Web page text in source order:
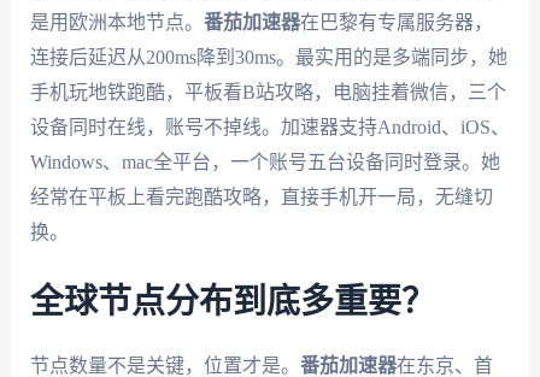
是用欧洲本地节点。 番茄加速器在巴黎有专属服务器，
连接后延迟从200ms降到30ms。最实用的是多端同步，她
手机玩地铁跑酷，平板看B站攻略，电脑挂着微信，三个
设备同时在线，账号不掉线。加速器支持Android、iOS、
Windows、mac全平台，一个账号五台设备同时登录。她
经常在平板上看完跑酷攻略，直接手机开一局，无缝切
换。
全球节点分布到底多重要？
节点数量不是关键，位置才是。 番茄加速器在东京、首